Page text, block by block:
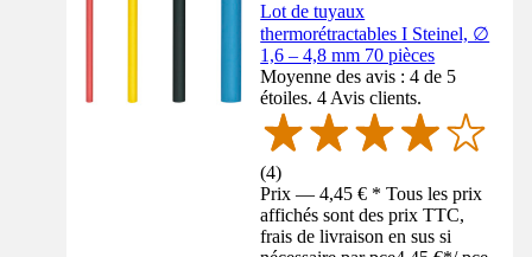
Lot de tuyaux
thermorétractables I Steinel, ∅
1,6 – 4,8 mm 70 pièces
Moyenne des avis : 4 de 5
étoiles. 4 Avis clients.
(4)
Prix — 4,45 € * Tous les prix
affichés sont des prix TTC,
frais de livraison en sus si